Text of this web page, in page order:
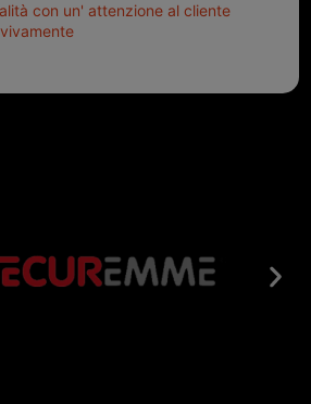
con un' attenzione al cliente